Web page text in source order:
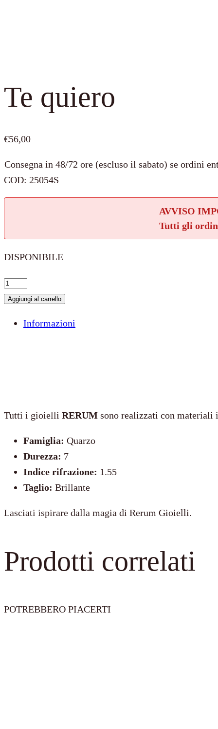
Te quiero
€56,00
Consegna in 48/72 ore (escluso il sabato) se ordini
COD: 25054S
AVVISO
Tutti gli
DISPONIBILE
Te
quiero
Aggiungi al carrello
Informazioni
Tutti i gioielli RERUM sono realizzati con materiali
Famiglia: Quarzo
Durezza: 7
Indice rifrazione: 1.55
Taglio: Brillante
Lasciati ispirare dalla magia di Rerum Gioielli.
Prodotti correlati
POTREBBERO PIACERTI